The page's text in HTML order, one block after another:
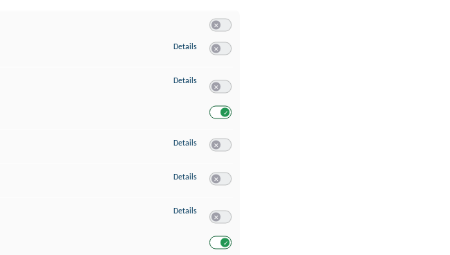
Details zu Speichern von oder Zugriff auf Informationen auf einem Endgerät
Details zu Verwendung reduzierter Daten zur Auswahl von Werbeanzeigen
Details zu Erstellung von Profilen für personalisierte Werbung
Details zu Verwendung von Profilen zur Auswahl personalisierter Werbung
Details zu Messung der Werbeleistung